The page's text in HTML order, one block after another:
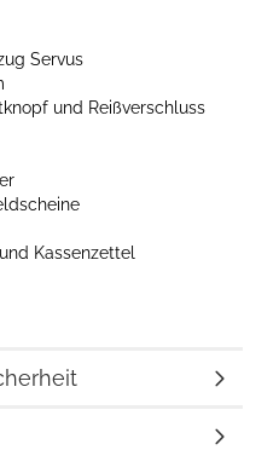
Servus
und Reißverschluss
Kassenzettel